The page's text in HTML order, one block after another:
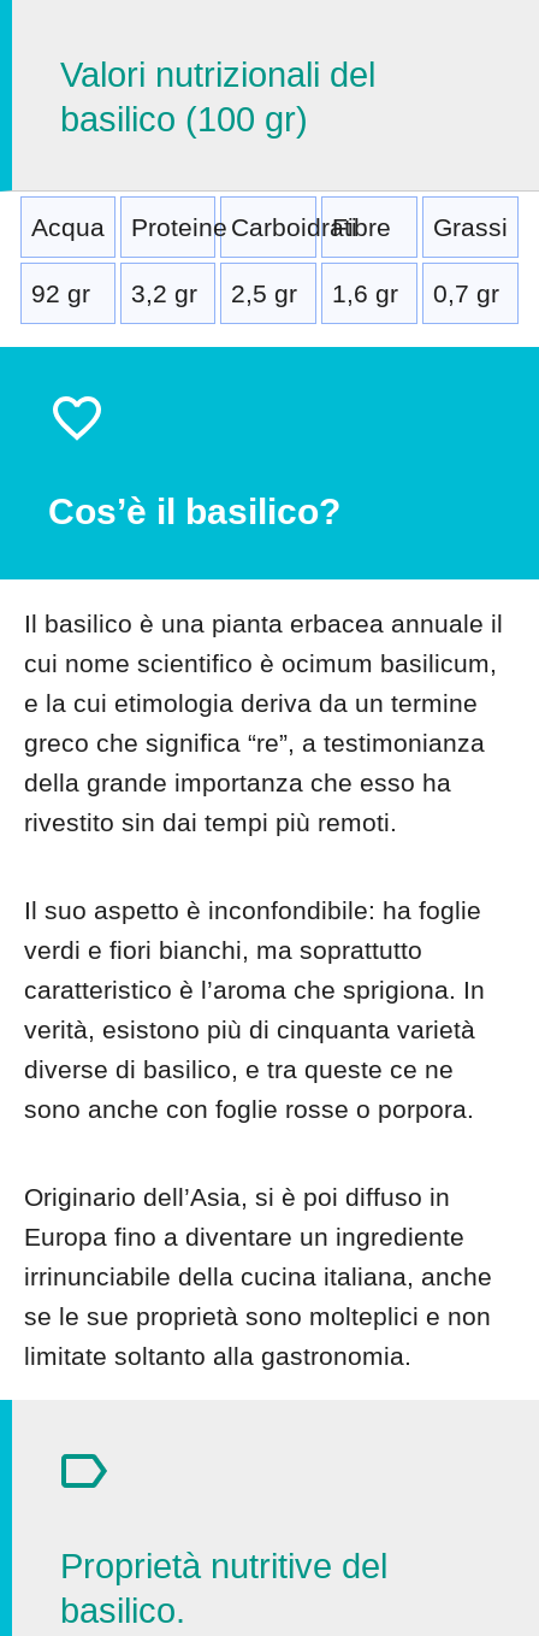
Valori nutrizionali del
basilico (100 gr)
Acqua Proteine CarboidratiFibre Grassi
92 gr 3,2 gr 2,5 gr 1,6 gr 0,7 gr
Cos’è il basilico?
Il basilico è una pianta erbacea annuale il
cui nome scientifico è ocimum basilicum,
e la cui etimologia deriva da un termine
greco che significa “re”, a testimonianza
della grande importanza che esso ha
rivestito sin dai tempi più remoti.
Il suo aspetto è inconfondibile: ha foglie
verdi e fiori bianchi, ma soprattutto
caratteristico è l’aroma che sprigiona. In
verità, esistono più di cinquanta varietà
diverse di basilico, e tra queste ce ne
sono anche con foglie rosse o porpora.
Originario dell’Asia, si è poi diffuso in
Europa fino a diventare un ingrediente
irrinunciabile della cucina italiana, anche
se le sue proprietà sono molteplici e non
limitate soltanto alla gastronomia.
Proprietà nutritive del
basilico.